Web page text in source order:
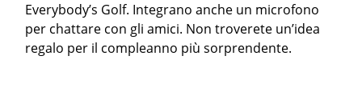
Everybody’s Golf. Integrano anche un microfono
per chattare con gli amici. Non troverete un’idea
regalo per il compleanno più sorprendente.